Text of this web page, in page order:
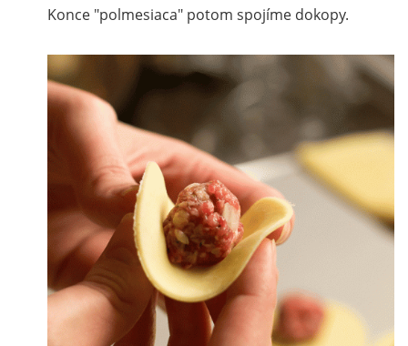
Konce "polmesiaca" potom spojíme dokopy.